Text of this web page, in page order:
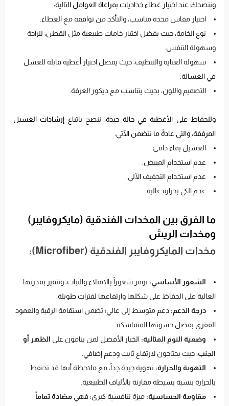
وننصحك عند اختيار غطاء خداديات بمراعاة العوامل التالية:
اختيار مقاس مخدة مناسب، والتأكد من توافقه مع الغطاء.
نوع الخامة، حيث يفضل اختيار خامات طبيعية مثل القطن، للراحة
وسهولة التنفس.
سهولة العناية والتنظيف، حيث يفضل اختيار أغطية قابلة للغسل
في الغسالة.
التصميم واللون، بحيث يتناسب مع ديكور الغرفة.
وللحفاظ على الأغطية في حالة جيدة، ننصح باتباع إرشادات الغسيل
المرفقة، والتي عادةً ما تتضمن الآتي:
الغسيل بماء دافئ.
عدم استخدام المبيض.
عدم استخدام التجفيف الآلي.
عدم الكي بحرارة عالية.
ما الفرق بين المخدات الفندقية (مايكروفايبر)
ومخدات الريش
مخدات المايكروفايبر الفندقية (Microfiber):
الشعور الأساسي: توفر شعوراً بالامتلاء والثبات، وتتميز بقدرتها
العالية على الحفاظ على شكلها وارتفاعها لفترات طويلة.
درجة الدعم: دعم متوسط إلى عالي؛ تضمن استقامة الرقبة والعمود
الفقري بفضل حشوتها المتماسكة.
وضعية النوم المثالية: الخيار الأفضل لمن ينامون على الظهر أو
الجنب، حيث يحتاجون لارتفاع ثابت ودعم إضافي.
التهوية والحرارة: تهوية جيدة جداً، مع ملاحظة أنها قد تحتفظ
بالحرارة بنسبة بسيطة مقارنة بالألياف الطبيعية.
مقاومة الحساسية: ميزة تنافسية كبرى؛ فهي مضادة تماماً